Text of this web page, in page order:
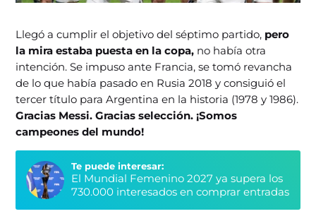
Llegó a cumplir el objetivo del séptimo partido, pero
la mira estaba puesta en la copa, no había otra
intención. Se impuso ante Francia, se tomó revancha
de lo que había pasado en Rusia 2018 y consiguió el
tercer título para Argentina en la historia (1978 y 1986).
Gracias Messi. Gracias selección. ¡Somos
campeones del mundo!
Te puede interesar:
El Mundial Femenino 2027 ya supera los
730.000 interesados en comprar entradas